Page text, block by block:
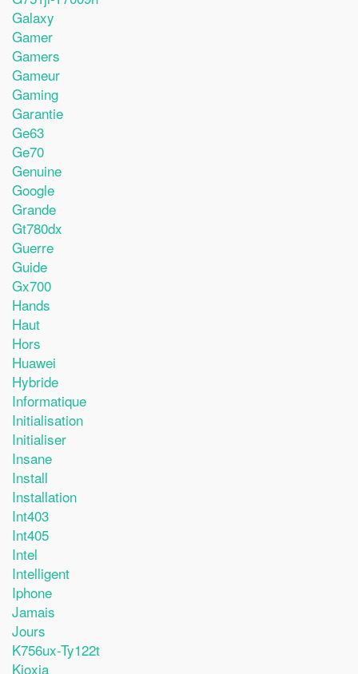
Galaxy
Gamer
Gamers
Gameur
Gaming
Garantie
Ge63
Ge70
Genuine
Google
Grande
Gt780dx
Guerre
Guide
Gx700
Hands
Haut
Hors
Huawei
Hybride
Informatique
Initialisation
Initialiser
Insane
Install
Installation
Int403
Int405
Intel
Intelligent
Iphone
Jamais
Jours
K756ux-Ty122t
Kioxia